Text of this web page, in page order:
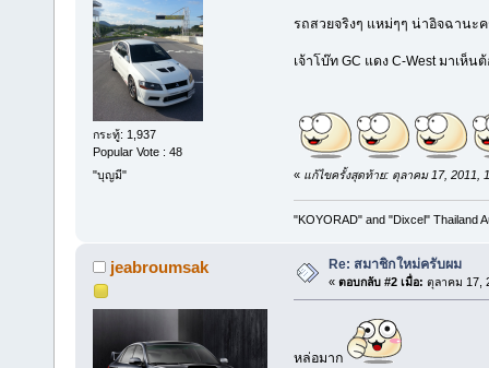
กระทู้: 1,937
Popular Vote : 48
"บุญมี"
รถสวยจริงๆ แหม่ๆๆ น่าอิจฉานะ
เจ้าโบ๊ท GC แดง C-West มาเห็น
« แก้ไขครั้งสุดท้าย: ตุลาคม 17, 2011,
"KOYORAD" and "Dixcel" Thailand
jeabroumsak Re: สมาชิกใหม่ครับผม
« ตอบกลับ #2 เมื่อ: ตุลาคม 17,
หล่อมาก